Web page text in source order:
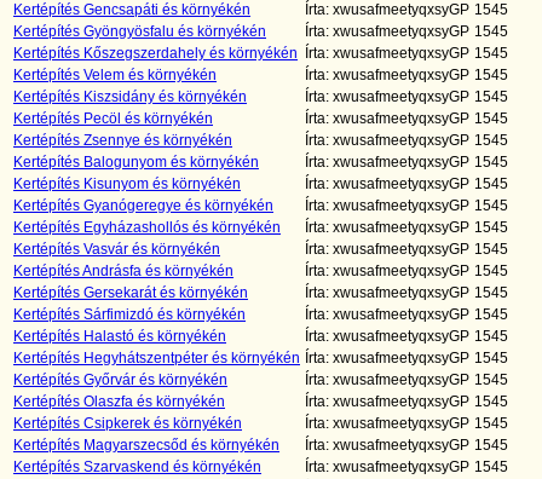
Kertépítés Gencsapáti és környékén
Írta: xwusafmeetyqxsyGP 1545
Kertépítés Gyöngyösfalu és környékén
Írta: xwusafmeetyqxsyGP 1545
Kertépítés Kőszegszerdahely és környékén
Írta: xwusafmeetyqxsyGP 1545
Kertépítés Velem és környékén
Írta: xwusafmeetyqxsyGP 1545
Kertépítés Kiszsidány és környékén
Írta: xwusafmeetyqxsyGP 1545
Kertépítés Pecöl és környékén
Írta: xwusafmeetyqxsyGP 1545
Kertépítés Zsennye és környékén
Írta: xwusafmeetyqxsyGP 1545
Kertépítés Balogunyom és környékén
Írta: xwusafmeetyqxsyGP 1545
Kertépítés Kisunyom és környékén
Írta: xwusafmeetyqxsyGP 1545
Kertépítés Gyanógeregye és környékén
Írta: xwusafmeetyqxsyGP 1545
Kertépítés Egyházashollós és környékén
Írta: xwusafmeetyqxsyGP 1545
Kertépítés Vasvár és környékén
Írta: xwusafmeetyqxsyGP 1545
Kertépítés Andrásfa és környékén
Írta: xwusafmeetyqxsyGP 1545
Kertépítés Gersekarát és környékén
Írta: xwusafmeetyqxsyGP 1545
Kertépítés Sárfimizdó és környékén
Írta: xwusafmeetyqxsyGP 1545
Kertépítés Halastó és környékén
Írta: xwusafmeetyqxsyGP 1545
Kertépítés Hegyhátszentpéter és környékén Írta: xwusafmeetyqxsyGP 1545
Kertépítés Győrvár és környékén
Írta: xwusafmeetyqxsyGP 1545
Kertépítés Olaszfa és környékén
Írta: xwusafmeetyqxsyGP 1545
Kertépítés Csipkerek és környékén
Írta: xwusafmeetyqxsyGP 1545
Kertépítés Magyarszecsőd és környékén
Írta: xwusafmeetyqxsyGP 1545
Kertépítés Szarvaskend és környékén
Írta: xwusafmeetyqxsyGP 1545